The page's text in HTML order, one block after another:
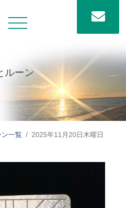
ルーン
一覧 2025年11月20日木曜日